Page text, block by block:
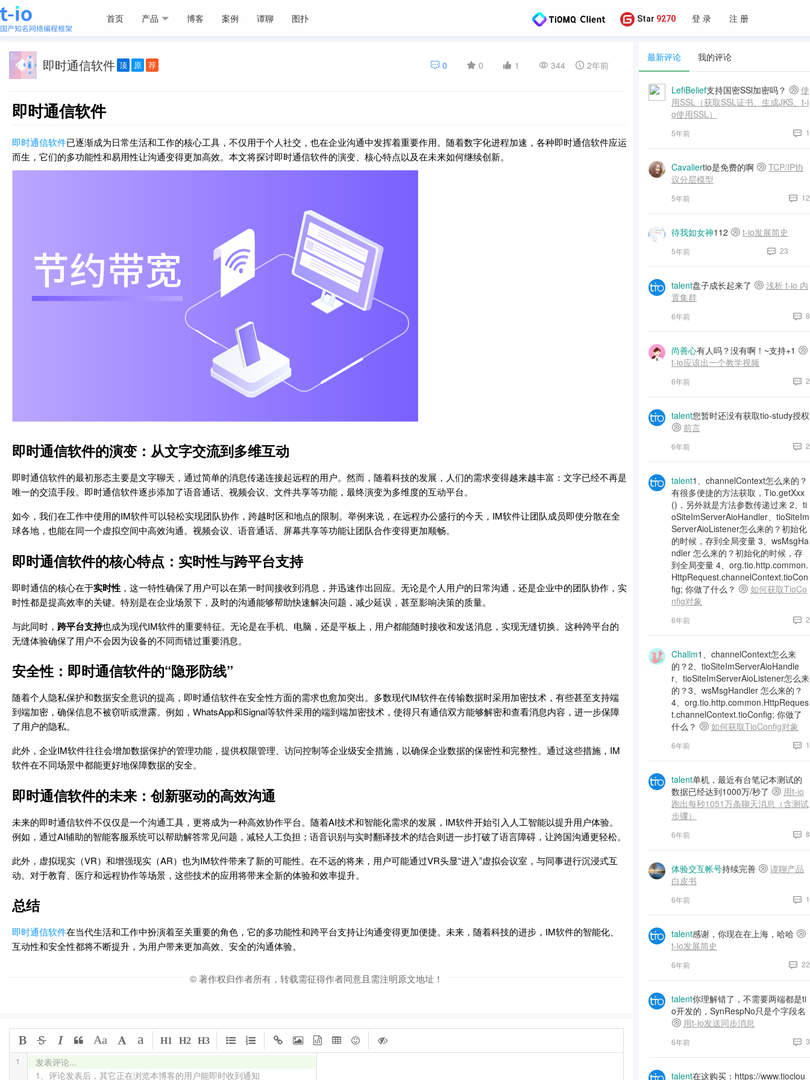
首页 产品 博客 案例 谭聊 图扑 Star 9270 登 录 注 册
即时通信软件 顶 原 荐 0 0 1 344 2年前
即时通信软件
即时通信软件已逐渐成为日常生活和工作的核心工具，不仅用于个人社交，也在企业沟通中发挥着重要作用。随着数字化进程加速，各种即时通信软件应运
而生，它们的多功能性和易用性让沟通变得更加高效。本文将探讨即时通信软件的演变、核心特点以及在未来如何继续创新。
即时通信软件的演变：从文字交流到多维互动
即时通信软件的最初形态主要是文字聊天，通过简单的消息传递连接起远程的用户。然而，随着科技的发展，人们的需求变得越来越丰富：文字已经不再是
唯一的交流手段。即时通信软件逐步添加了语音通话、视频会议、文件共享等功能，最终演变为多维度的互动平台。
如今，我们在工作中使用的IM软件可以轻松实现团队协作，跨越时区和地点的限制。举例来说，在远程办公盛行的今天，IM软件让团队成员即使分散在全
球各地，也能在同一个虚拟空间中高效沟通。视频会议、语音通话、屏幕共享等功能让团队合作变得更加顺畅。
即时通信软件的核心特点：实时性与跨平台支持
即时通信的核心在于实时性 ，这一特性确保了用户可以在第一时间接收到消息，并迅速作出回应。无论是个人用户的日常沟通，还是企业中的团队协作，实
时性都是提高效率的关键。特别是在企业场景下，及时的沟通能够帮助快速解决问题，减少延误，甚至影响决策的质量。
与此同时， 跨平台支持也成为现代IM软件的重要特征。无论是在手机、电脑，还是平板上，用户都能随时接收和发送消息，实现无缝切换。这种跨平台的
无缝体验确保了用户不会因为设备的不同而错过重要消息。
安全性：即时通信软件的“隐形防线”
随着个人隐私保护和数据安全意识的提高，即时通信软件在安全性方面的需求也愈加突出。多数现代IM软件在传输数据时采用加密技术，有些甚至支持端
到端加密，确保信息不被窃听或泄露。例如，WhatsApp和Signal等软件采用的端到端加密技术，使得只有通信双方能够解密和查看消息内容，进一步保障
了用户的隐私。
此外，企业IM软件往往会增加数据保护的管理功能，提供权限管理、访问控制等企业级安全措施，以确保企业数据的保密性和完整性。通过这些措施，IM
软件在不同场景中都能更好地保障数据的安全。
即时通信软件的未来：创新驱动的高效沟通
未来的即时通信软件不仅仅是一个沟通工具，更将成为一种高效协作平台。随着AI技术和智能化需求的发展，IM软件开始引入人工智能以提升用户体验。
例如，通过AI辅助的智能客服系统可以帮助解答常见问题，减轻人工负担；语音识别与实时翻译技术的结合则进一步打破了语言障碍，让跨国沟通更轻松。
此外，虚拟现实（VR）和增强现实（AR）也为IM软件带来了新的可能性。在不远的将来，用户可能通过VR头显“进入”虚拟会议室，与同事进行沉浸式互
动。对于教育、医疗和远程协作等场景，这些技术的应用将带来全新的体验和效率提升。
总结
即时通信软件在当代生活和工作中扮演着至关重要的角色，它的多功能性和跨平台支持让沟通变得更加便捷。未来，随着科技的进步，IM软件的智能化、
互动性和安全性都将不断提升，为用户带来更加高效、安全的沟通体验。
© 著作权归作者所有，转载需征得作者同意且需注明原文地址！
发表评论...
1、评论发表后，其它正在浏览本博客的用户能即时收到通知
1
Aa a H1 H2 H3
最新评论 我的评论
LefiBelief支持国密SSl加密吗？
使
用SSL（获取SSL证书、生成JKS、t-i
o使用SSL）
5年前 1
Cavaliertio是免费的啊
TCP/IP协
议分层模型
5年前 12
待我如女神112 t-io发展简史
5年前 23
talent盘子成长起来了
浅析 t-io 内
置集群
6年前 8
尚善心有人吗？没有啊！~支持+1
t-io应该出一个教学视频
6年前 2
talent您暂时还没有获取tio-study授权
前言
6年前 2
talent1、channelContext怎么来的？
有很多便捷的方法获取，Tio.getXxx
()，另外就是方法参数传递过来 2、ti
oSiteImServerAioHandler、tioSiteIm
ServerAioListener怎么来的？初始化
的时候，存到全局变量 3、wsMsgHa
ndler 怎么来的？初始化的时候，存
到全局变量 4、org.tio.http.common.
HttpRequest.channelContext.tioCon
fig; 你做了什么？
如何获取TioCo
nfig对象
6年前 2
Challm1、channelContext怎么来
的？2、tioSiteImServerAioHandle
r、tioSiteImServerAioListener怎么来
的？3、wsMsgHandler 怎么来的？
4、org.tio.http.common.HttpReques
t.channelContext.tioConfig; 你做了
什么？
如何获取TioConfig对象
6年前 1
talent单机，最近有台笔记本测试的
数据已经达到1000万/秒了
用t-io
跑出每秒1051万条聊天消息（含测试
步骤）
6年前 8
体验交互帐号持续完善
谭聊产品
白皮书
6年前 1
talent感谢，你现在在上海，哈哈
t-io发展简史
6年前 22
talent你理解错了，不需要两端都是ti
o开发的，SynRespNo只是个字段名
用t-io发送同步消息
6年前 3
talent在这购买：https://www.tioclou